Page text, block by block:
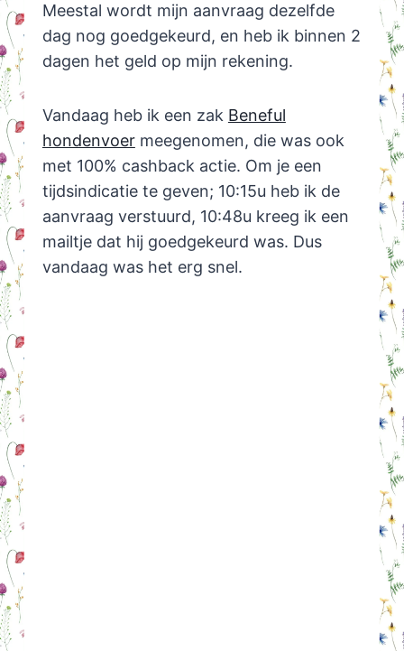
Meestal wordt mijn aanvraag dezelfde
dag nog goedgekeurd, en heb ik binnen 2
dagen het geld op mijn rekening.
Vandaag heb ik een zak Beneful
hondenvoermeegenomen, die was ook
met 100% cashback actie. Om je een
tijdsindicatie te geven; 10:15u heb ik de
aanvraag verstuurd, 10:48u kreeg ik een
mailtje dat hij goedgekeurd was. Dus
vandaag was het erg snel.